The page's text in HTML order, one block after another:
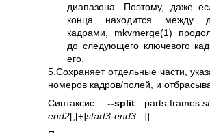
диапазона. Поэтому, даже
конца находится между
кадрами, mkvmerge(1)
до следующего ключевого
его.
5.Сохраняет отдельные части,
номеров кадров/полей, и
Синтаксис: --splitparts-frames:
end2[,[+]start3-end3 ...]]